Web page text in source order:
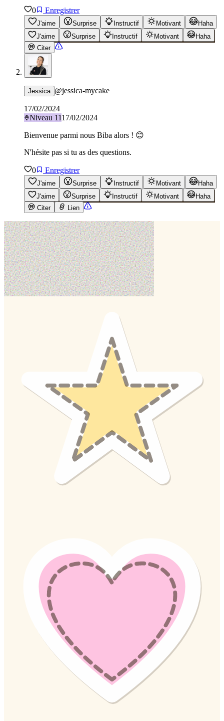
0 Enregistrer
J'aime Surprise Instructif Motivant
Haha
J'aime
Surprise Instructif Motivant
Haha
Citer
Jessica @jessica-mycake
17/02/2024
Niveau 1117/02/2024
Bienvenue parmi nous Biba alors ! 😊
N'hésite pas si tu as des questions.
0 Enregistrer
J'aime Surprise Instructif Motivant
Haha
J'aime
Surprise Instructif Motivant
Haha
Citer
Lien